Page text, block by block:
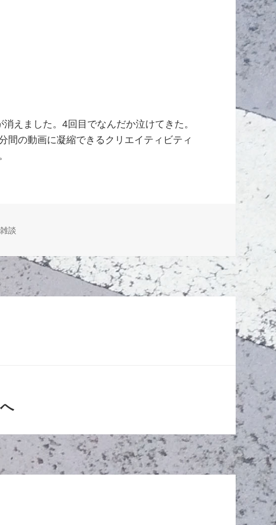
えました。4回目でなんだか泣けてきた。
間の動画に凝縮できるクリエイティビティ
カ
ゴ
リ
ー
雑談